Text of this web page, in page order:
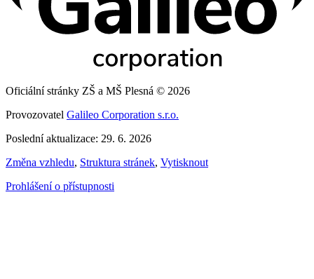
Oficiální stránky ZŠ a MŠ Plesná © 2026
Provozovatel Galileo Corporation s.r.o.
Poslední aktualizace: 29. 6. 2026
Změna vzhledu, Struktura stránek, Vytisknout
Prohlášení o přístupnosti